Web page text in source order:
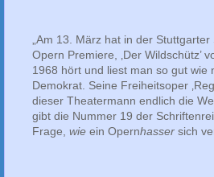
„Am 13. März hat in der
Opern Premiere, ‚Der Wildschütz’
1968 hört und liest man so gut
Demokrat. Seine Freiheitsoper
dieser Theatermann endlich die
gibt die Nummer 19 der
Frage, wie ein Opernhasser sich